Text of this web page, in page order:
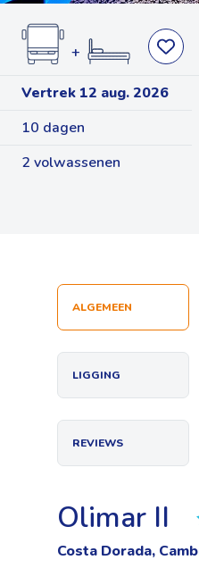
+
Vertrek 12 aug. 2026
10 dagen
2 volwassenen
ALGEMEEN
LIGGING
REVIEWS
Olimar II
Costa Dorada,